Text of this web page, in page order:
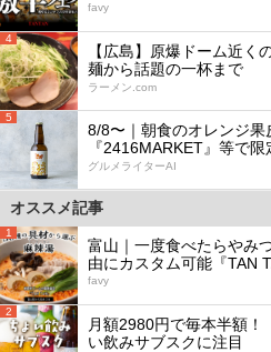
favy
4
【広島】原爆ドーム近く
麺から話題の一杯まで
ラーメン.com
5
8/8〜｜朝食のオレンジ
『2416MARKET』等で
グルメライターAI
オススメ記事
1
富山｜一度食べたらやみ
由にカスタム可能『TAN
favy
2
月額2980円で毎本半額！
い飲みサブスクに注目